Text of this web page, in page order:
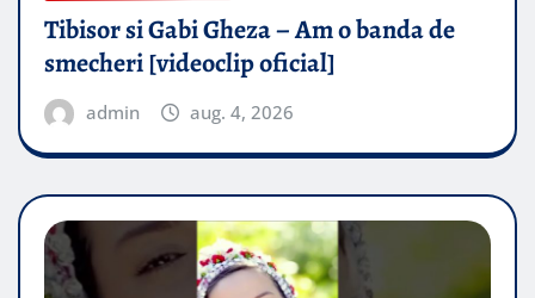
Tibisor si Gabi Gheza – Am o banda de
smecheri [videoclip oficial]
admin aug. 4, 2026